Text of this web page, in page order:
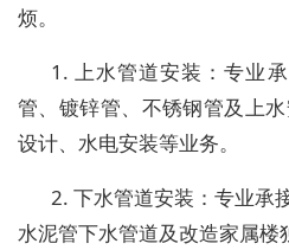
烦。
1. 上水管道安装：专业
管、镀锌管、不锈钢管及上
设计、水电安装等业务。
2. 下水管道安装：专业承
水泥管下水管道及改造家属楼